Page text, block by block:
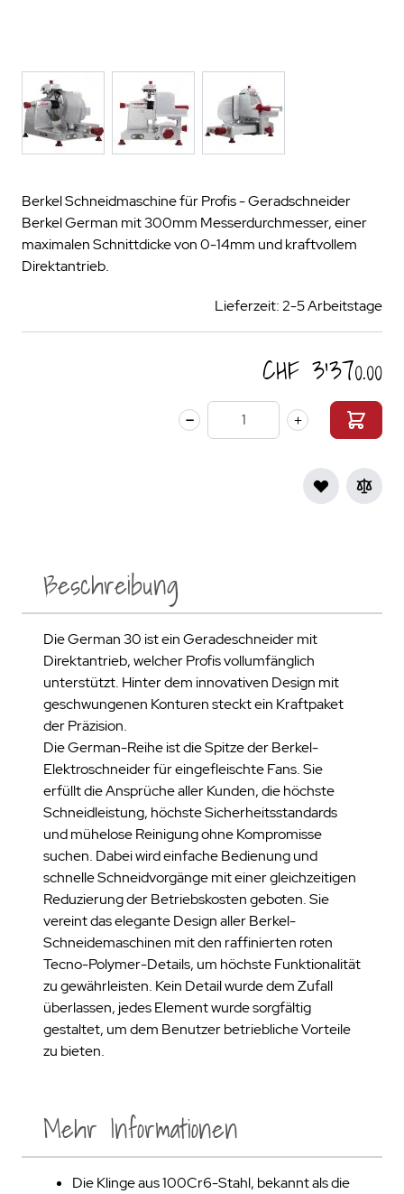
Berkel Schneidmaschine für Profis - Geradschneider
Berkel German mit 300mm Messerdurchmesser, einer
maximalen Schnittdicke von 0-14mm und kraftvollem
Direktantrieb.
Lieferzeit: 2-5 Arbeitstage
CHF 3’370.00
Menge
Beschreibung
Die German 30 ist ein Geradeschneider mit
Direktantrieb, welcher Profis vollumfänglich
unterstützt. Hinter dem innovativen Design mit
geschwungenen Konturen steckt ein Kraftpaket
der Präzision.
Die German-Reihe ist die Spitze der Berkel-
Elektroschneider für eingefleischte Fans. Sie
erfüllt die Ansprüche aller Kunden, die höchste
Schneidleistung, höchste Sicherheitsstandards
und mühelose Reinigung ohne Kompromisse
suchen. Dabei wird einfache Bedienung und
schnelle Schneidvorgänge mit einer gleichzeitigen
Reduzierung der Betriebskosten geboten. Sie
vereint das elegante Design aller Berkel-
Schneidemaschinen mit den raffinierten roten
Tecno-Polymer-Details, um höchste Funktionalität
zu gewährleisten. Kein Detail wurde dem Zufall
überlassen, jedes Element wurde sorgfältig
gestaltet, um dem Benutzer betriebliche Vorteile
zu bieten.
Mehr Informationen
Die Klinge aus 100Cr6-Stahl, bekannt als die